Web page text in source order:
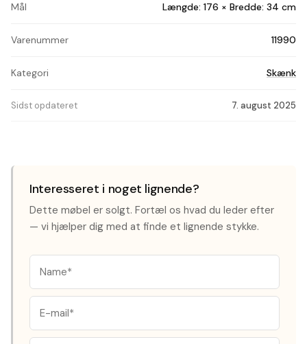
Mål Længde: 176 × Bredde: 34 cm
Varenummer 11990
Kategori Skænk
Sidst opdateret 7. august 2025
Interesseret i noget lignende?
Dette møbel er solgt. Fortæl os hvad du leder efter
— vi hjælper dig med at finde et lignende stykke.